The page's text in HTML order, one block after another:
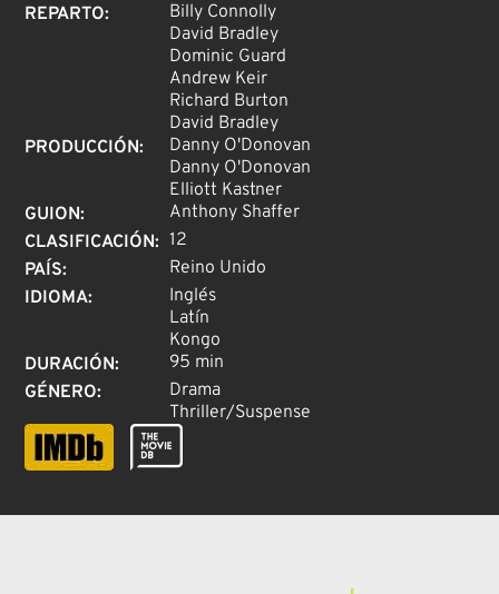
REPARTO:
Billy Connolly
David Bradley
Dominic Guard
Andrew Keir
Richard Burton
David Bradley
PRODUCCIÓN:
Danny O'Donovan
Danny O'Donovan
Elliott Kastner
GUION:
Anthony Shaffer
CLASIFICACIÓN: 12
PAÍS:
Reino Unido
IDIOMA:
Inglés
Latín
Kongo
DURACIÓN:
95 min
GÉNERO:
Drama
Thriller/Suspense